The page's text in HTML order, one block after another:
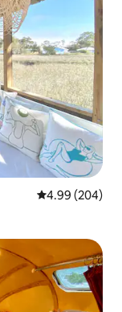
평점 4.99점(5
4.99 (204)